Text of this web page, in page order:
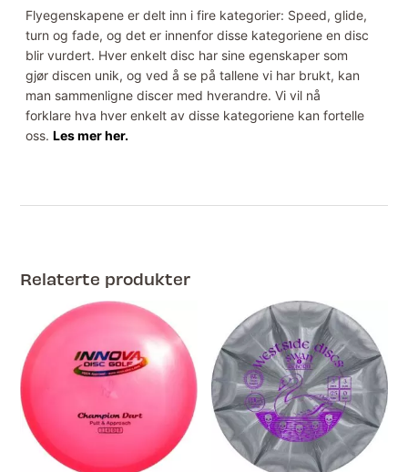
Flyegenskapene er delt inn i fire kategorier: Speed, glide,
turn og fade, og det er innenfor disse kategoriene en disc
blir vurdert. Hver enkelt disc har sine egenskaper som
gjør discen unik, og ved å se på tallene vi har brukt, kan
man sammenligne discer med hverandre. Vi vil nå
forklare hva hver enkelt av disse kategoriene kan fortelle
oss.Les mer her.
Relaterte produkter